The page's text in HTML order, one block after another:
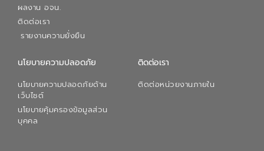
ผลงาน อจน.
ติดต่อเรา
รายงานความยั่งยืน
นโยบายความปลอดภัย
นโยบายความปลอดภัยด้าน
เว็บไซต์
นโยบายคุ้มครองข้อมูลส่วน
บุคคล
ติดต่อเรา
ติดต่อหน่วยงานภายใน